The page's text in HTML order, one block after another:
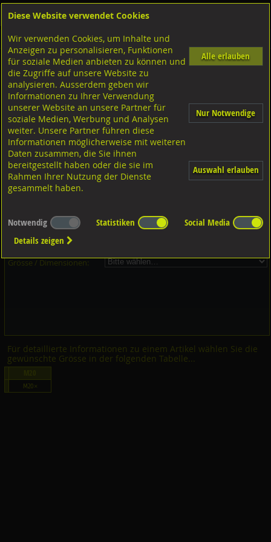
Shop Klemmteile Lindapter Typ T
Klemmteile Lindapter, Typ T Temperguss verzinkt
Dieser Artikel ist in 1 Grössen erhältlich - Bitte wählen Sie...
Artikel-Nr.:
Verpackungs-Einheit:
Grösse / Dimensionen:
Für detaillierte Informationen zu einem Artikel wählen Sie die
gewünschte Grösse in der folgenden Tabelle...
M20×
Diese Website verwendet Cookies
Wir verwenden Cookies, um Inhalte und
Anzeigen zu personalisieren, Funktionen
für soziale Medien anbieten zu können und
die Zugriffe auf unsere Website zu
analysieren. Ausserdem geben wir
Informationen zu Ihrer Verwendung
unserer Website an unsere Partner für
soziale Medien, Werbung und Analysen
weiter. Unsere Partner führen diese
Informationen möglicherweise mit weiteren
Daten zusammen, die Sie ihnen
bereitgestellt haben oder die sie im
Rahmen Ihrer Nutzung der Dienste
gesammelt haben.
Alle erlauben
Nur Notwendige
Auswahl erlauben
Notwendig Statistiken
Social Media
Details zeigen